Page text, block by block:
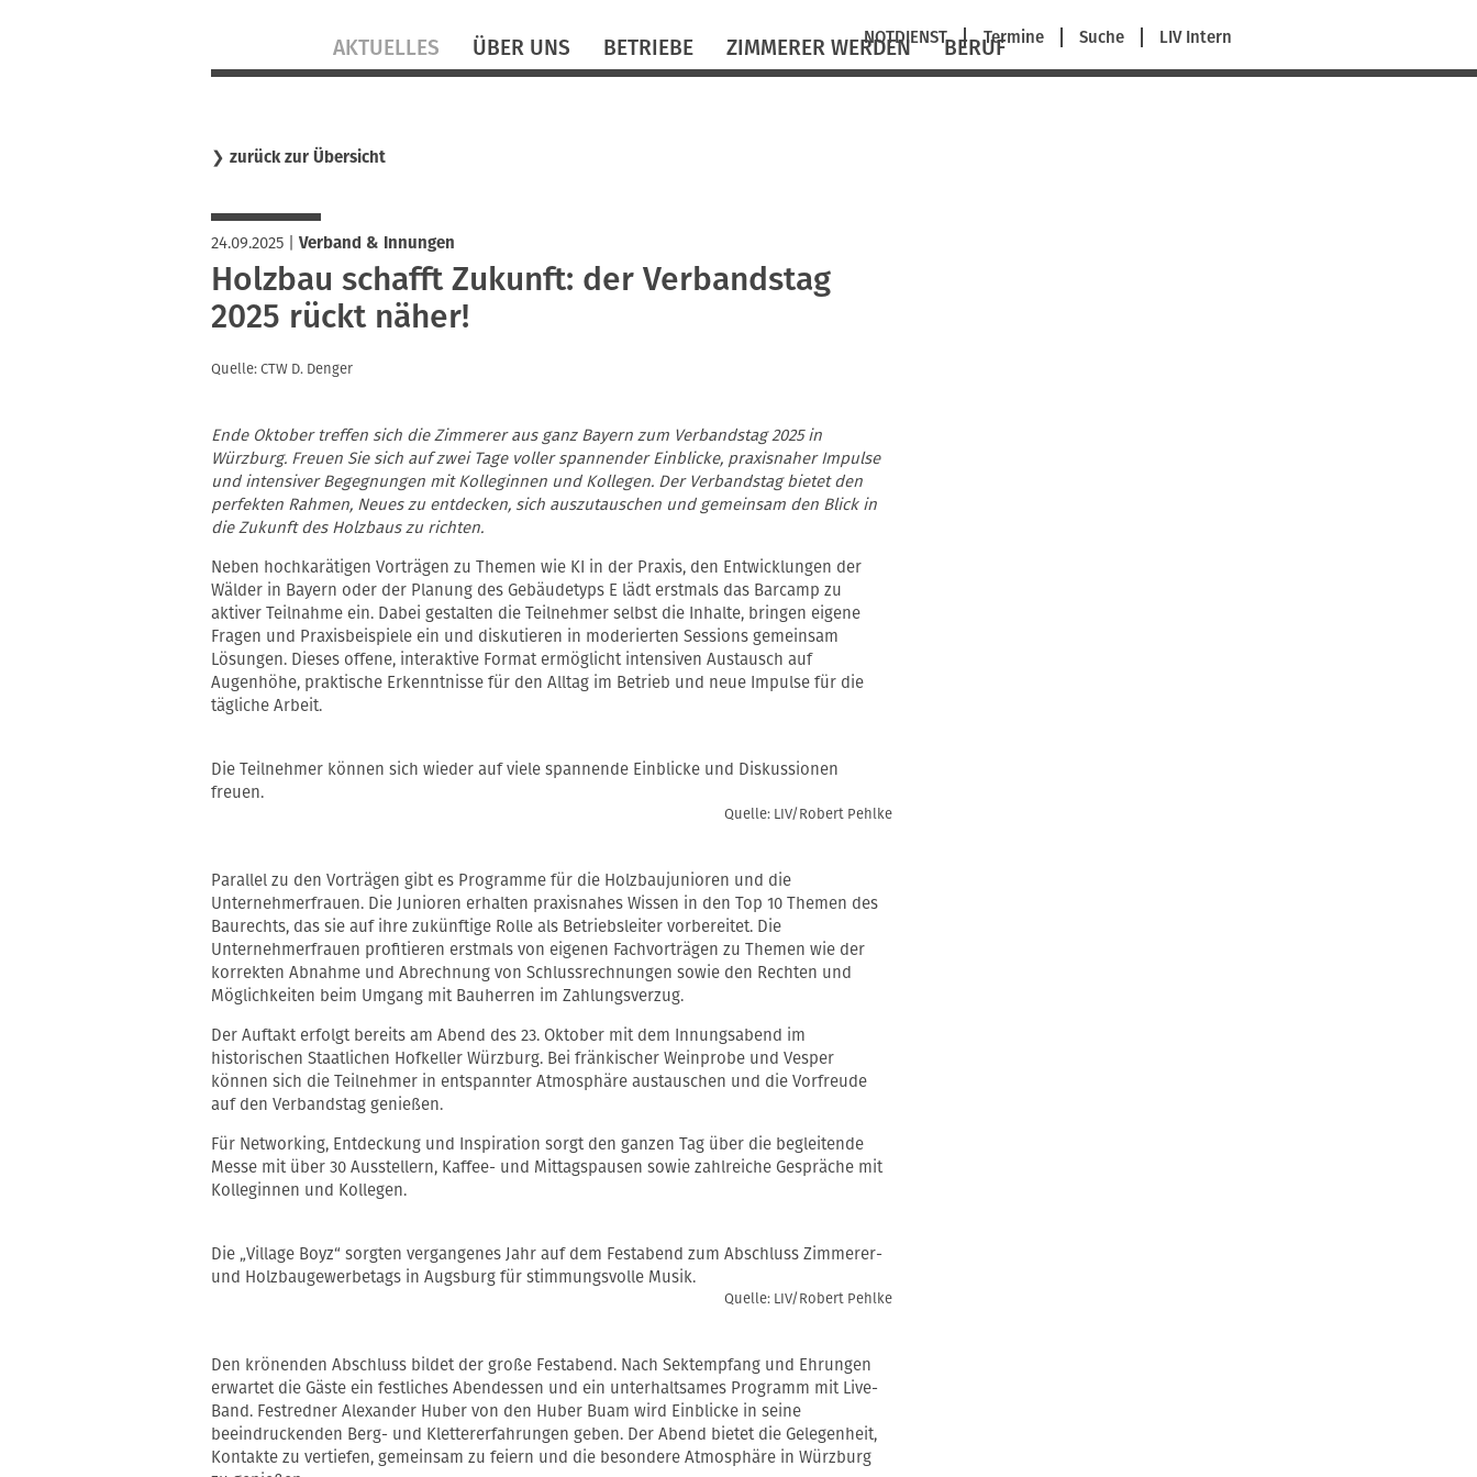
Navigation
überspringen
NOTDIENST Termine Suche LIV Intern
überspringen
AKTUELLES ÜBER UNS BETRIEBE ZIMMERER WERDEN BERUF
❯ zurück zur Übersicht
24.09.2025| Verband & Innungen
Holzbau schafft Zukunft: der Verbandstag
2025 rückt näher!
Quelle: CTW D. Denger
Ende Oktober treffen sich die Zimmerer aus ganz Bayern zum Verbandstag 2025 in
Würzburg. Freuen Sie sich auf zwei Tage voller spannender Einblicke, praxisnaher Impulse
und intensiver Begegnungen mit Kolleginnen und Kollegen. Der Verbandstag bietet den
perfekten Rahmen, Neues zu entdecken, sich auszutauschen und gemeinsam den Blick in
die Zukunft des Holzbaus zu richten.
Neben hochkarätigen Vorträgen zu Themen wie KI in der Praxis, den Entwicklungen der
Wälder in Bayern oder der Planung des Gebäudetyps E lädt erstmals das Barcamp zu
aktiver Teilnahme ein. Dabei gestalten die Teilnehmer selbst die Inhalte, bringen eigene
Fragen und Praxisbeispiele ein und diskutieren in moderierten Sessions gemeinsam
Lösungen. Dieses offene, interaktive Format ermöglicht intensiven Austausch auf
Augenhöhe, praktische Erkenntnisse für den Alltag im Betrieb und neue Impulse für die
tägliche Arbeit.
Die Teilnehmer können sich wieder auf viele spannende Einblicke und Diskussionen
freuen.
Quelle: LIV/Robert Pehlke
Parallel zu den Vorträgen gibt es Programme für die Holzbaujunioren und die
Unternehmerfrauen. Die Junioren erhalten praxisnahes Wissen in den Top 10 Themen des
Baurechts, das sie auf ihre zukünftige Rolle als Betriebsleiter vorbereitet. Die
Unternehmerfrauen profitieren erstmals von eigenen Fachvorträgen zu Themen wie der
korrekten Abnahme und Abrechnung von Schlussrechnungen sowie den Rechten und
Möglichkeiten beim Umgang mit Bauherren im Zahlungsverzug.
Der Auftakt erfolgt bereits am Abend des 23. Oktober mit dem Innungsabend im
historischen Staatlichen Hofkeller Würzburg. Bei fränkischer Weinprobe und Vesper
können sich die Teilnehmer in entspannter Atmosphäre austauschen und die Vorfreude
auf den Verbandstag genießen.
Für Networking, Entdeckung und Inspiration sorgt den ganzen Tag über die begleitende
Messe mit über 30 Ausstellern, Kaffee- und Mittagspausen sowie zahlreiche Gespräche mit
Kolleginnen und Kollegen.
Die „Village Boyz“ sorgten vergangenes Jahr auf dem Festabend zum Abschluss Zimmerer-
und Holzbaugewerbetags in Augsburg für stimmungsvolle Musik.
Quelle: LIV/Robert Pehlke
Den krönenden Abschluss bildet der große Festabend. Nach Sektempfang und Ehrungen
erwartet die Gäste ein festliches Abendessen und ein unterhaltsames Programm mit Live-
Band. Festredner Alexander Huber von den Huber Buam wird Einblicke in seine
beeindruckenden Berg- und Klettererfahrungen geben. Der Abend bietet die Gelegenheit,
Kontakte zu vertiefen, gemeinsam zu feiern und die besondere Atmosphäre in Würzburg